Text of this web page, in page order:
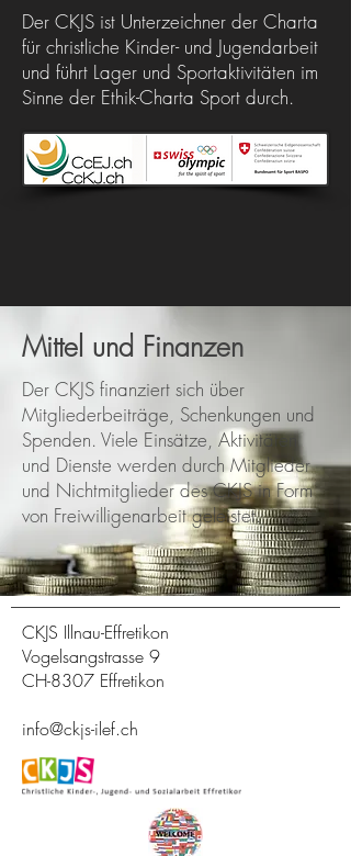
Der CKJS ist Unterzeichner der Charta
für christliche Kinder- und Jugendarbeit
und führt Lager und Sportaktivitäten im
Sinne der Ethik-Charta Sport durch.
Mittel und Finanzen
Der CKJS finanziert sich über
Mitgliederbeiträge, Schenkungen und
Spenden. Viele Einsätze, Aktivitäten
und Dienste werden durch Mitglieder
und Nichtmitglieder des CKJS in Form
von Freiwilligenarbeit geleistet.
CKJS Illnau-Effretikon
Vogelsangstrasse 9
CH-8307 Effretikon
info@ckjs-ilef.ch